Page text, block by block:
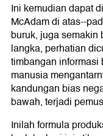
Ini kemudian dapat
McAdam di atas--
buruk, juga
langka, perhatian
timbangan
manusia
kandungan bias
bawah, terjadi
Inilah formula